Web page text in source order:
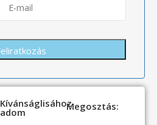
Kívánságlisához
adom Megosztás: